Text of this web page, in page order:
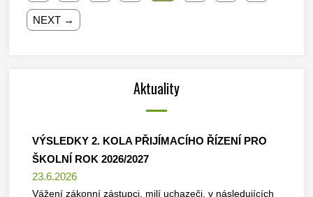
NEXT →
Aktuality
VÝSLEDKY 2. KOLA PŘIJÍMACÍHO ŘÍZENÍ PRO
ŠKOLNÍ ROK 2026/2027
23.6.2026
Vážení zákonní zástupci, milí uchazeči, v následujících